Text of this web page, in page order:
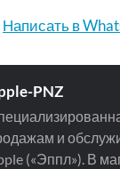
Написать в
PNZ
и
(«Эппл»). В